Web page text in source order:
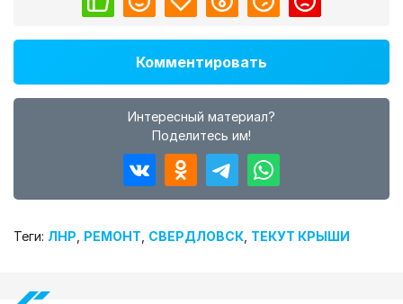
Комментировать
Интересный материал?
Поделитесь им!
Теги: ЛНР РЕМОНТ СВЕРДЛОВСК ТЕКУТ КРЫШИ